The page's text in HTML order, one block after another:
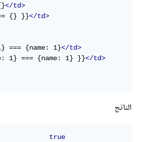
</td>
{} }}</td>
=== {name: 1}</td>
1} === {name: 1} }}</td>
الناتج
true